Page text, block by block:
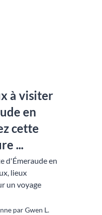
à visiter
en
cette
...
d'Émeraude en
lieux
un voyage
par Gwen L.